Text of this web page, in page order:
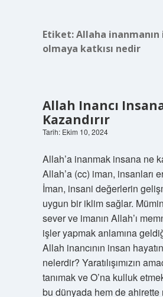
Etiket:Allaha
olmaya katkısı nedir
Allah Inancı
Kazandırır
Tarih: Ekim 10, 2024
Allah’a inanmak insana ne
Allah’a (cc) iman, insanları
İman, insani değerlerin
uygun bir iklim sağlar.
sever ve imanın Allah’ı
işler yapmak anlamına
Allah inancının insan
nelerdir? Yaratılışımızın
tanımak ve O’na kulluk
bu dünyada hem de ahirette